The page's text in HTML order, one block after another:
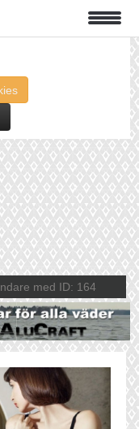
din upplevelse. Läs
med ID: 164